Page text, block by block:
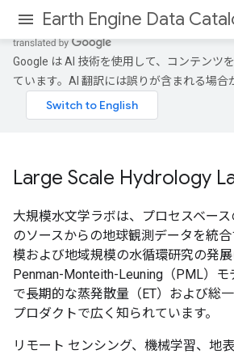
Earth Engine Data
Google は AI 技術を使用して、コンテンツ
ています。AI 翻訳には誤りが含まれる場合
Large Scale Hydrology
大規模水文学ラボは、プロセスベー
のソースからの地球観測データを統
模および地域規模の水循環研究の発展
Penman-Monteith-Leuning（PML）モ
で長期的な蒸発散量（ET）および総一
プロダクトで広く知られています。
リモート センシング、機械学習、地